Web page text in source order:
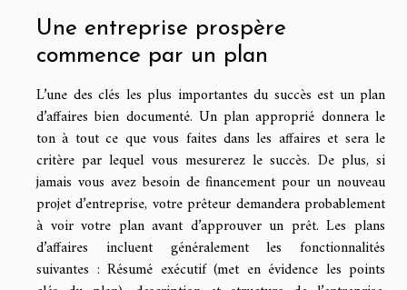
Une entreprise prospère
commence par un plan
L’une des clés les plus importantes du succès est un plan
d’affaires bien documenté. Un plan approprié donnera le
ton à tout ce que vous faites dans les affaires et sera le
critère par lequel vous mesurerez le succès. De plus, si
jamais vous avez besoin de financement pour un nouveau
projet d’entreprise, votre prêteur demandera probablement
à voir votre plan avant d’approuver un prêt. Les plans
d’affaires incluent généralement les fonctionnalités
suivantes : Résumé exécutif (met en évidence les points